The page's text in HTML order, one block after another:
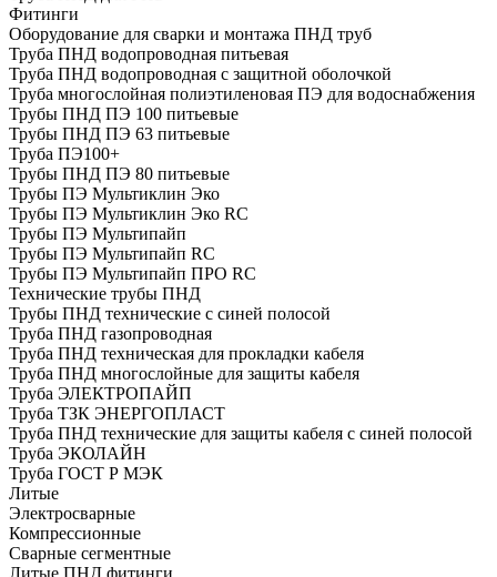
Фитинги
Оборудование для сварки и монтажа ПНД труб
Труба ПНД водопроводная питьевая
Труба ПНД водопроводная с защитной оболочкой
Труба многослойная полиэтиленовая ПЭ для водоснабжения
Трубы ПНД ПЭ 100 питьевые
Трубы ПНД ПЭ 63 питьевые
Труба ПЭ100+
Трубы ПНД ПЭ 80 питьевые
Трубы ПЭ Мультиклин Эко
Трубы ПЭ Мультиклин Эко RC
Трубы ПЭ Мультипайп
Трубы ПЭ Мультипайп RC
Трубы ПЭ Мультипайп ПРО RC
Технические трубы ПНД
Трубы ПНД технические с синей полосой
Труба ПНД газопроводная
Труба ПНД техническая для прокладки кабеля
Труба ПНД многослойные для защиты кабеля
Труба ЭЛЕКТРОПАЙП
Труба ТЗК ЭНЕРГОПЛАСТ
Труба ПНД технические для защиты кабеля с синей полосой
Труба ЭКОЛАЙН
Труба ГОСТ Р МЭК
Литые
Электросварные
Компрессионные
Сварные сегментные
Литые ПНД фитинги